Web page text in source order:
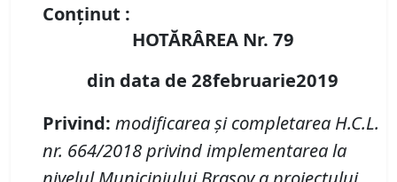
Conținut :
HOTĂRÂREA Nr. 79
din data de 28februarie2019
Privind: modificarea şi completarea H.C.L.
nr. 664/2018 privind implementarea la